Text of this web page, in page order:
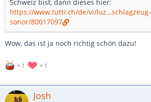
Schweiz bist, dann dieses hier:
https://www.tutti.ch/de/vi/luz…schlagzeug-
sonor/80017097
Wow, das ist ja noch richtig schön dazu!
1 1
Josh